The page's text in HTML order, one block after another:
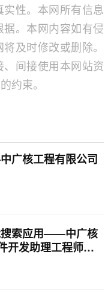
实性。本网所有信息
。本网内容如有侵
及时修改或删除。
、间接使用本网站资
约束。
广核工程有限公司
搜索应用——中广核
开发助理工程师廖